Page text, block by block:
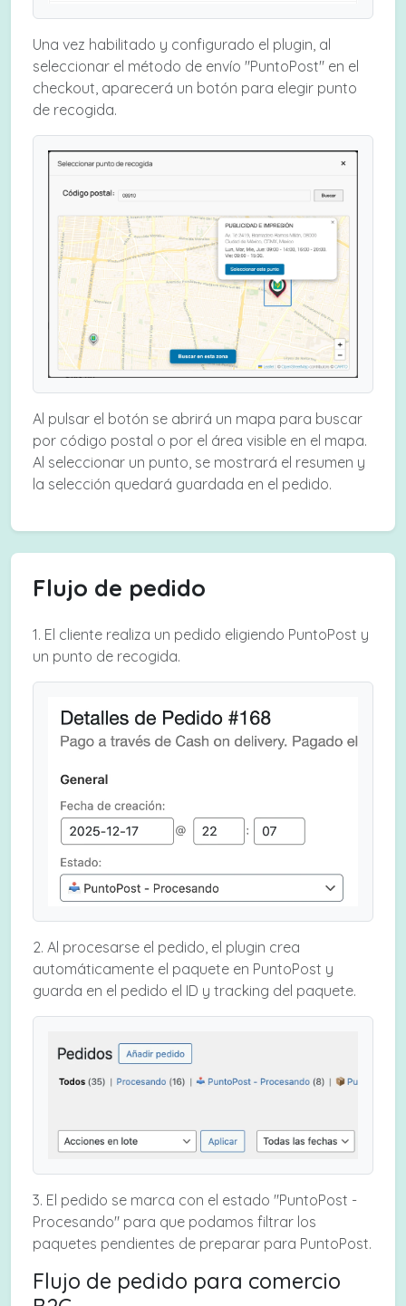
Una vez habilitado y configurado el plugin, al
seleccionar el método de envío "PuntoPost" en el
checkout, aparecerá un botón para elegir punto
de recogida.
Al pulsar el botón se abrirá un mapa para buscar
por código postal o por el área visible en el mapa.
Al seleccionar un punto, se mostrará el resumen y
la selección quedará guardada en el pedido.
Flujo de pedido
1. El cliente realiza un pedido eligiendo PuntoPost y
un punto de recogida.
2. Al procesarse el pedido, el plugin crea
automáticamente el paquete en PuntoPost y
guarda en el pedido el ID y tracking del paquete.
3. El pedido se marca con el estado "PuntoPost -
Procesando" para que podamos filtrar los
paquetes pendientes de preparar para PuntoPost.
Flujo de pedido para comercio